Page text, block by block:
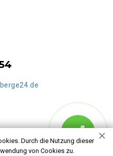
Durch die Nutzung dieser
von Cookies zu.